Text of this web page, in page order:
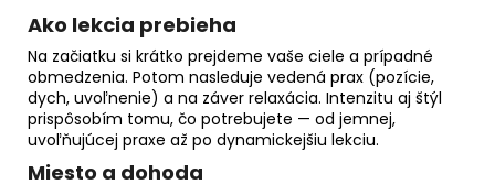
Ako lekcia prebieha
Na začiatku si krátko prejdeme vaše ciele a prípadné
obmedzenia. Potom nasleduje vedená prax (pozície,
dych, uvoľnenie) a na záver relaxácia. Intenzitu aj štýl
prispôsobím tomu, čo potrebujete — od jemnej,
uvoľňujúcej praxe až po dynamickejšiu lekciu.
Miesto a dohoda